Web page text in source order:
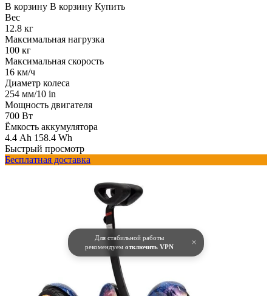
Для стабильной работы
рекомендуем отключить VPN ×
В корзину В корзину Купить
Вес
12.8 кг
Максимальная нагрузка
100 кг
Максимальная скорость
16 км/ч
Диаметр колеса
254 мм/10 in
Мощность двигателя
700 Вт
Ёмкость аккумулятора
4.4 Ah 158.4 Wh
Быстрый просмотр
Бесплатная доставка